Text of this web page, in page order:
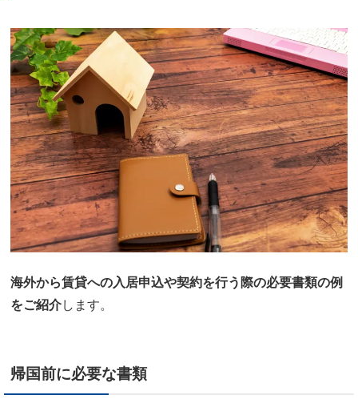
海外から賃貸への入居申込や契約を行う際の必要書類の例
をご紹介します。
帰国前に必要な書類